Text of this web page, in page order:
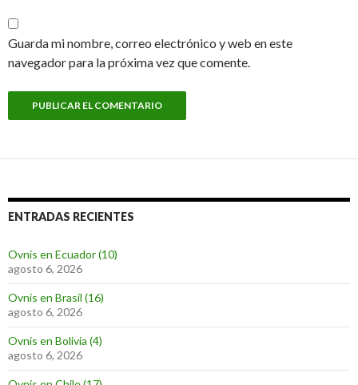
Guarda mi nombre, correo electrónico y web en este
navegador para la próxima vez que comente.
ENTRADAS RECIENTES
Ovnis en Ecuador (10)
agosto 6, 2026
Ovnis en Brasil (16)
agosto 6, 2026
Ovnis en Bolivia (4)
agosto 6, 2026